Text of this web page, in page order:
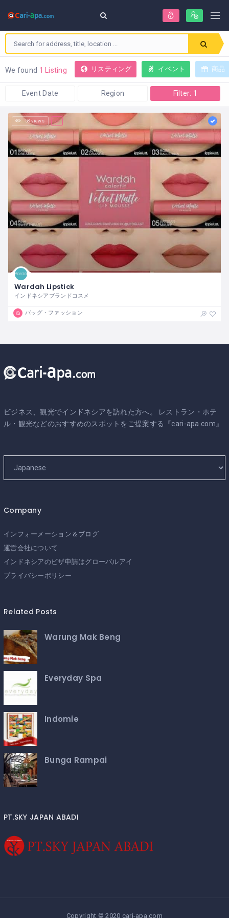
We found 1 Listing リスティング イベント 商品
Event Date Region Filter: 1
58 views
Wardah Lipstick
インドネシアブランドコスメ
バッグ・ファッション
ビジネス、観光でインドネシアを訪れた方へ。 レストラン・ホテ
ル・観光などのおすすめのスポットをご提案する『cari-apa.com』
Company
インフォーメーション＆ブログ
運営会社について
インドネシアのビザ申請はグローバルアイ
プライバシーポリシー
Related Posts
Warung Mak Beng
Everyday Spa
Indomie
Bunga Rampai
PT.SKY JAPAN ABADI
Copyright © 2020 cari-apa.com